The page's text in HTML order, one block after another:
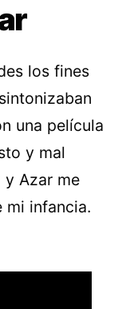
los fines
una película
y mal
y Azar me
mi infancia.